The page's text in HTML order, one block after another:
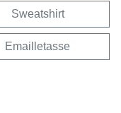
Sweatshirt
Emailletasse